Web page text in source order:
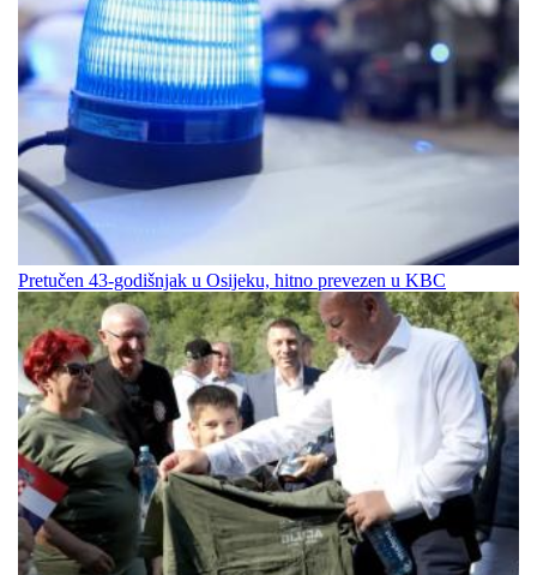
Pretučen 43-godišnjak u Osijeku, hitno prevezen u KBC